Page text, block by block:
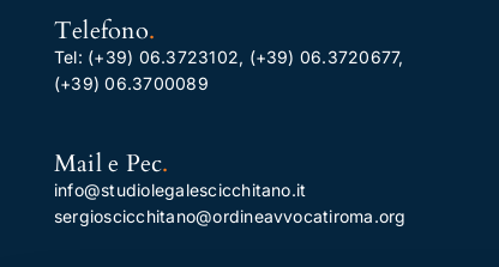
Telefono.
Tel: (+39) 06.3723102, (+39) 06.3720677,
(+39) 06.3700089
Mail e Pec.
info@studiolegalescicchitano.it
sergioscicchitano@ordineavvocatiroma.org